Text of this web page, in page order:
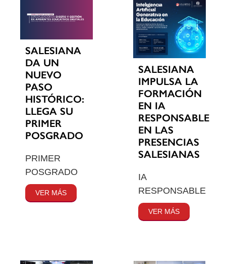
SALESIANA
DA UN
NUEVO
PASO
HISTÓRICO:
LLEGA SU
PRIMER
POSGRADO
PRIMER
POSGRADO
VER MÁS
SALESIANA
IMPULSA LA
FORMACIÓN
EN IA
RESPONSABLE
EN LAS
PRESENCIAS
SALESIANAS
IA
RESPONSABLE
VER MÁS